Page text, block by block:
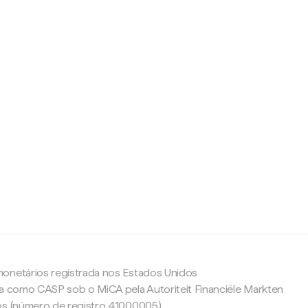
registrada nos Estados Unidos
como CASP sob o MiCA pela Autoriteit Financiële Markten